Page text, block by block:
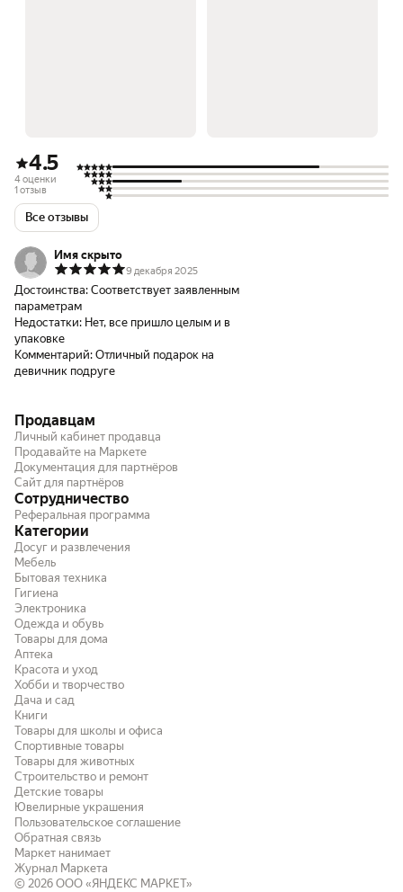
4.5
4 оценки
1 отзыв
Все отзывы
Имя скрыто
9 декабря 2025
Достоинства: Соответствует заявленным
параметрам
Недостатки: Нет, все пришло целым и в
упаковке
Комментарий: Отличный подарок на
девичник подруге
Продавцам
Личный кабинет продавца
Продавайте на Маркете
Документация для партнёров
Сайт для партнёров
Сотрудничество
Реферальная программа
Категории
Досуг и развлечения
Мебель
Бытовая техника
Гигиена
Электроника
Одежда и обувь
Товары для дома
Аптека
Красота и уход
Хобби и творчество
Дача и сад
Книги
Товары для школы и офиса
Спортивные товары
Товары для животных
Строительство и ремонт
Детские товары
Ювелирные украшения
Пользовательское соглашение
Обратная связь
Маркет нанимает
Журнал Маркета
© 2026 ООО «ЯНДЕКС МАРКЕТ»